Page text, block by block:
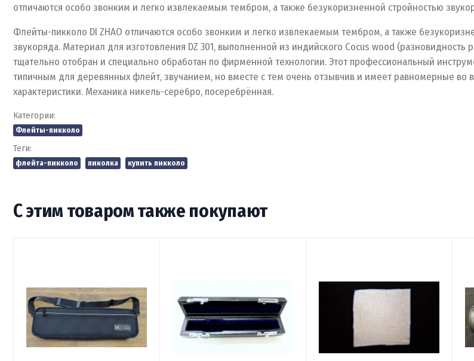
отличаются особо звонким и легко извлекаемым тембром, а также безукоризненной стройностью
Флейты-пикколо DI ZHAO отличаются особо звонким и легко извлекаемым тембром, а также
звукоряда. Материал для изготовления DZ 301, выполненной из индийского Cocus wood (разновидность
тщательно отобран и специально обработан по фирменной технологии. Этот профессиональный
типичным для деревянных флейт, звучанием, но вместе с тем очень отзывчив и имеет равномерные во
характеристики. Механика никель-серебро, посеребрённая.
Категории:
Флейты-пикколо
Теги:
флейта-пикколо пиколка купить пикколо
С этим товаром также покупают